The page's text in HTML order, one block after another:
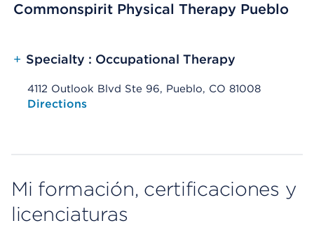
Commonspirit Physical Therapy Pueblo
+ Specialty : Occupational Therapy
4112 Outlook Blvd Ste 96, Pueblo, CO 81008
Opens native map application on mobile devices
Directions
Mi formación, certificaciones y
licenciaturas